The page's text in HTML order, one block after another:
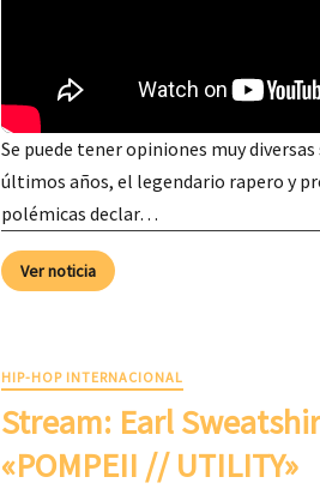
Se puede tener opiniones muy diversas
últimos años, el legendario rapero y
polémicas declar…
Ver noticia
HIP-HOP INTERNACIONAL
Stream: Earl
«POMPEII // UTILITY»